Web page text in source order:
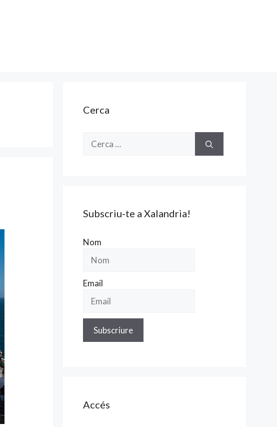
Cerca
Subscriu-te a Xalandria!
Nom
Email
Accés